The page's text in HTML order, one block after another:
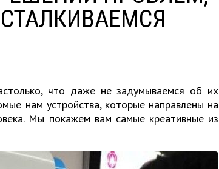
что даже не задумываемся об их
нам устройства, которые направлены на
Мы покажем вам самые креативные из